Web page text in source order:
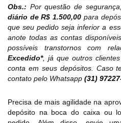
Obs.: Por questão de
diário de R$ 1.500,00 para
que seu pedido seja inferior a
anote todas as contas
possíveis transtornos com
Excedido*, já que outros
conta em seus depósitos. Caso
contato pelo Whatsapp (31)
Precisa de mais agilidade na
depósito na boca do caixa ou